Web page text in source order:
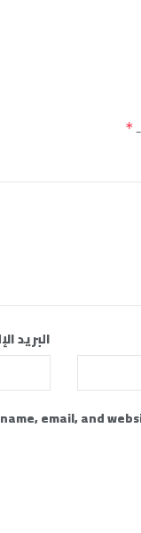
*
البريد
name, email, and